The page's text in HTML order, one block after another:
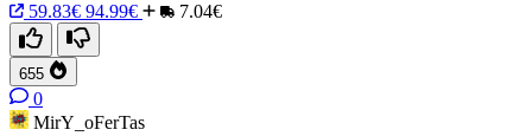
59.83€ 94.99€ 7.04€
655
0
MirY_oFerTas